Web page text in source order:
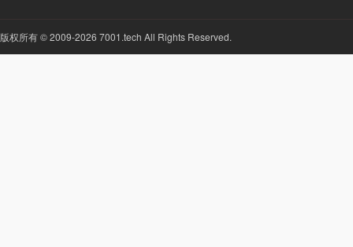
版权所有 © 2009-2026 7001.tech All Rights Reserved.